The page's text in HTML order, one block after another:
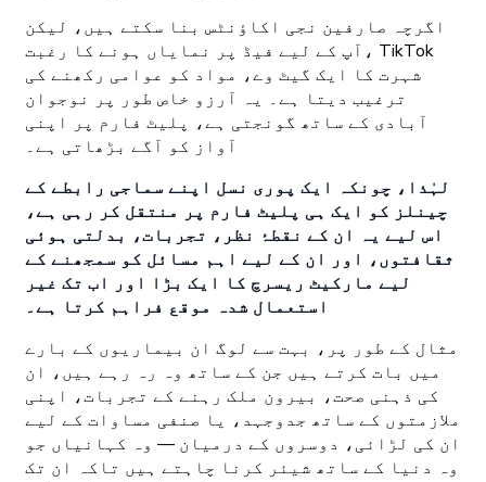
اگرچہ صارفین نجی اکاؤنٹس بنا سکتے ہیں، لیکن
آپ کے لیے فیڈ پر نمایاں ہونے کا رغبت، TikTok
شہرت کا ایک گیٹ وے، مواد کو عوامی رکھنے کی
ترغیب دیتا ہے۔ یہ آرزو خاص طور پر نوجوان
آبادی کے ساتھ گونجتی ہے، پلیٹ فارم پر اپنی
آواز کو آگے بڑھاتی ہے۔
لہٰذا، چونکہ ایک پوری نسل اپنے سماجی رابطے کے
چینلز کو ایک ہی پلیٹ فارم پر منتقل کر رہی ہے،
اس لیے یہ ان کے نقطۂ نظر، تجربات، بدلتی ہوئی
ثقافتوں، اور ان کے لیے اہم مسائل کو سمجھنے کے
لیے مارکیٹ ریسرچ کا ایک بڑا اور اب تک غیر
استعمال شدہ موقع فراہم کرتا ہے۔
مثال کے طور پر، بہت سے لوگ ان بیماریوں کے بارے
میں بات کرتے ہیں جن کے ساتھ وہ رہ رہے ہیں، ان
کی ذہنی صحت، بیرون ملک رہنے کے تجربات، اپنی
ملازمتوں کے ساتھ جدوجہد، یا صنفی مساوات کے لیے
ان کی لڑائی، دوسروں کے درمیان — وہ کہانیاں جو
وہ دنیا کے ساتھ شیئر کرنا چاہتے ہیں تاکہ ان تک